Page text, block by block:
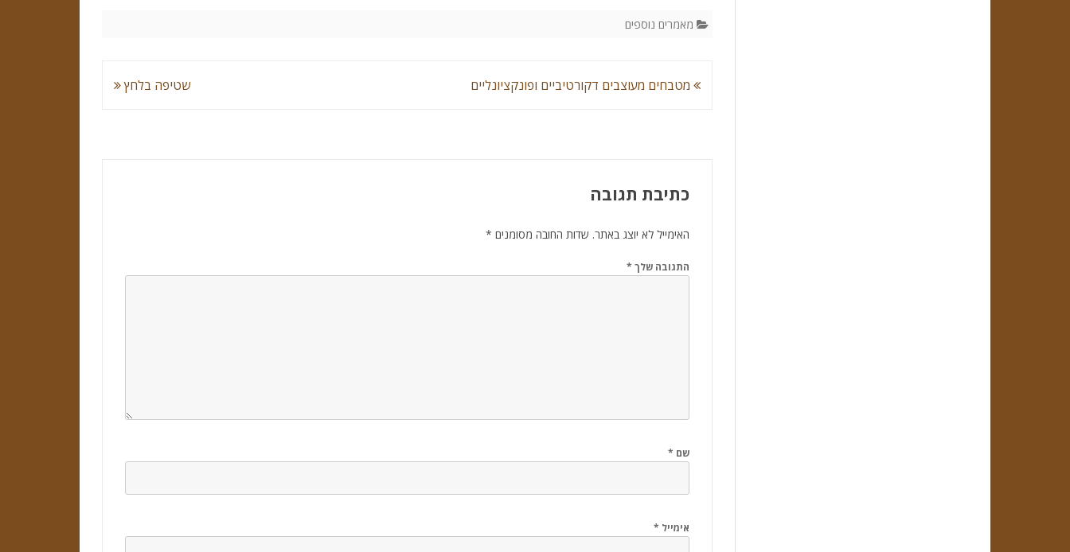
מאמרים נוספים
ניווטמטבחים מעוצבים דקורטיביים ופונקציונליים שטיפה בלחץ
כתיבת תגובה
האימייל לא יוצג באתר. שדות החובה מסומנים *
התגובה שלך *
שם *
אימייל *